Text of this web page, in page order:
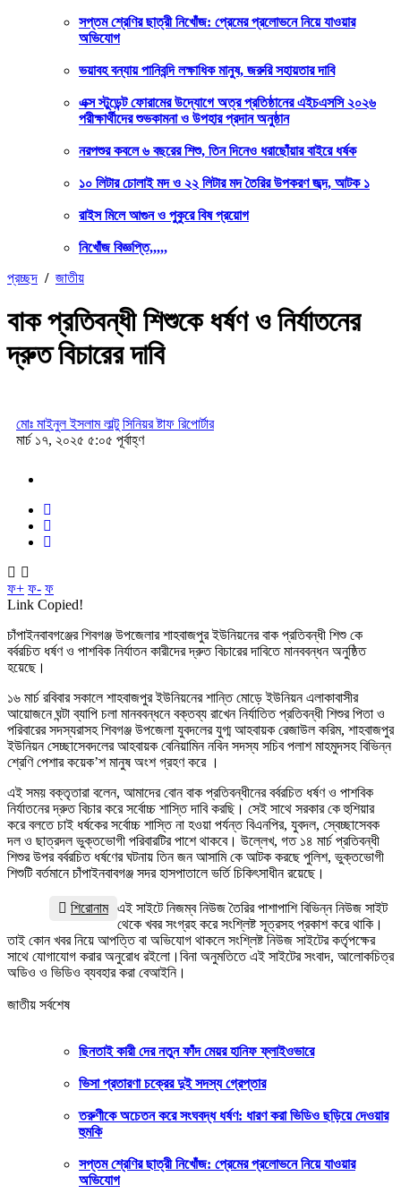
সপ্তম শ্রেণির ছাত্রী নিখোঁজ: প্রেমের প্রলোভনে নিয়ে যাওয়ার
অভিযোগ
ভয়াবহ বন্যায় পানিবন্দি লক্ষাধিক মানুষ, জরুরি সহায়তার দাবি
এক্স স্টুডেন্ট ফোরামের উদ্যোগে অত্র প্রতিষ্ঠানের এইচএসসি ২০২৬
পরীক্ষার্থীদের শুভকামনা ও উপহার প্রদান অনুষ্ঠান
নরপশুর কবলে ৬ বছরের শিশু, তিন দিনেও ধরাছোঁয়ার বাইরে ধর্ষক
১০ লিটার চোলাই মদ ও ২২ লিটার মদ তৈরির উপকরণ জব্দ, আটক ১
রাইস মিলে আগুন ও পুকুরে বিষ প্রয়োগ
নিখোঁজ বিজ্ঞপ্তি,,,,,
প্রচ্ছদ / জাতীয়
বাক প্রতিবন্ধী শিশুকে ধর্ষণ ও নির্যাতনের
দ্রুত বিচারের দাবি
মোঃ মাইনুল ইসলাম লাল্টু সিনিয়র ষ্টাফ রিপোর্টার
মার্চ ১৭, ২০২৫ ৫:০৫ পূর্বাহ্ণ
ফ+ ফ- ফ
Link Copied!
চাঁপাইনবাবগঞ্জের শিবগঞ্জ উপজেলার শাহবাজপুর ইউনিয়নের বাক প্রতিবন্ধী শিশু কে
বর্বরচিত ধর্ষণ ও পাশবিক নির্যাতন কারীদের দ্রুত বিচারের দাবিতে মানববন্ধন অনুষ্ঠিত
হয়েছে।
১৬ মার্চ রবিবার সকালে শাহবাজপুর ইউনিয়নের শান্তি মোড়ে ইউনিয়ন এলাকাবাসীর
আয়োজনে ঘন্টা ব্যাপি চলা মানববন্ধনে বক্তব্য রাখেন নির্যাতিত প্রতিবন্ধী শিশুর পিতা ও
পরিবারের সদস্যরাসহ শিবগঞ্জ উপজেলা যুবদলের যুগ্ম আহবায়ক রেজাউল করিম, শাহবাজপুর
ইউনিয়ন সেচ্ছাসেবদলের আহবায়ক বেনিয়ামিন নবিন সদস্য সচিব পলাশ মাহমুদসহ বিভিন্ন
শ্রেণি পেশার কয়েক’শ মানুষ অংশ গ্রহণ করে ।
এই সময় বক্তৃতারা বলেন, আমাদের বোন বাক প্রতিবন্ধীনের বর্বরচিত ধর্ষণ ও পাশবিক
নির্যাতনের দ্রুত বিচার করে সর্বোচ্চ শাস্তি দাবি করছি। সেই সাথে সরকার কে হুশিয়ার
করে বলতে চাই ধর্ষকের সর্বোচ্চ শাস্তি না হওয়া পর্যন্ত বিএনপির, যুবদল, স্বেচ্ছাসেবক
দল ও ছাত্রদল ভুক্তভোগী পরিবারটির পাশে থাকবে। উল্লেখ, গত ১৪ মার্চ প্রতিবন্ধী
শিশুর উপর বর্বরচিত ধর্ষণের ঘটনায় তিন জন আসামি কে আটক করছে পুলিশ, ভুক্তভোগী
শিশুটি বর্তমানে চাঁপাইনবাবগঞ্জ সদর হাসপাতালে ভর্তি চিকিৎসাধীন রয়েছে।
শিরোনাম এই সাইটে নিজম্ব নিউজ তৈরির পাশাপাশি বিভিন্ন নিউজ সাইট
থেকে খবর সংগ্রহ করে সংশ্লিষ্ট সূত্রসহ প্রকাশ করে থাকি।
তাই কোন খবর নিয়ে আপত্তি বা অভিযোগ থাকলে সংশ্লিষ্ট নিউজ সাইটের কর্তৃপক্ষের
সাথে যোগাযোগ করার অনুরোধ রইলো।বিনা অনুমতিতে এই সাইটের সংবাদ, আলোকচিত্র
অডিও ও ভিডিও ব্যবহার করা বেআইনি।
জাতীয় সর্বশেষ
ছিনতাই কারী দের নতুন ফাঁদ মেয়র হানিফ ফ্লাইওভারে
ভিসা প্রতারণা চক্রের দুই সদস্য গ্রেপ্তার
তরুণীকে অচেতন করে সংঘবদ্ধ ধর্ষণ: ধারণ করা ভিডিও ছড়িয়ে দেওয়ার
হুমকি
সপ্তম শ্রেণির ছাত্রী নিখোঁজ: প্রেমের প্রলোভনে নিয়ে যাওয়ার
অভিযোগ